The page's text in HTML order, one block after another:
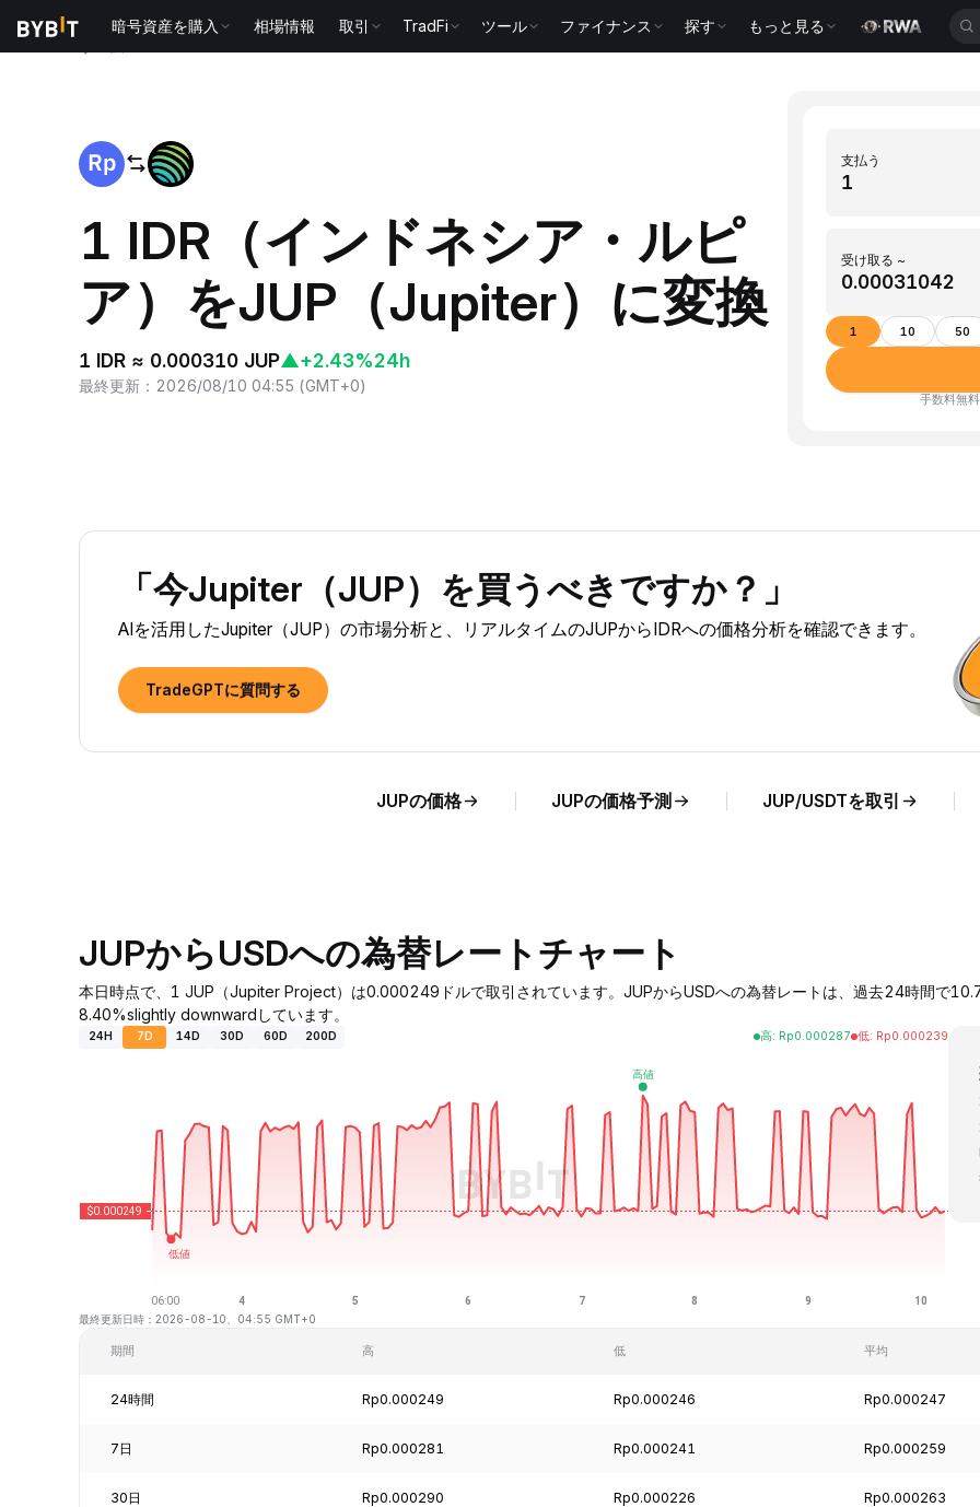
暗号資産を購入 相場情報 取引 TradFi ツール ファイナンス 探す もっと見る
1 IDR（インドネシア・ルピ
ア）をJUP（Jupiter）に変換
1 IDR ≈ 0.000310 JUP▲+2.43%24h
最終更新 ： 2026/08/10 04:55 (GMT+0)
支払う
受け取る ~
1 10 50
手数料無
「今Jupiter（JUP）を買うべきですか？」
AIを活用したJupiter（JUP）の市場分析と、リアルタイムのJUPからIDRへの価格分析を確認できます。
TradeGPTに質問する
JUPの価格 JUPの価格予測 JUP/USDTを取引
JUPからUSDへの為替レートチャート
本日時点で、1 JUP（Jupiter Project）は0.000249ドルで取引されています。JUPからUSDへの為替レートは、過去24時間で
8.40%slightly downwardしています。
24H 7D 14D 30D 60D 200D 高: Rp0.000287 低: Rp0.000239
最終更新日時：2026-08-10、04:55 GMT+0
期間 高 低 平均
24時間 Rp0.000249 Rp0.000246 Rp0.000247
7日 Rp0.000281 Rp0.000241 Rp0.000259
30日 Rp0.000290 Rp0.000226 Rp0.000263